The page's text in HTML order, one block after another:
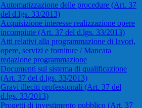
Automatizzazione delle procedure (Art. 37
del d.lgs. 33/2013)
Acquisizione interesse realizzazione opere
incompiute (Art. 37 del d.lgs. 33/2013)
Atti relativi alla programmazione di lavori,
opere, servizi e forniture / Mancata
redazione programmazione
Documenti sul sistema di qualificazione
(Art. 37 del d.lgs. 33/2013)
Gravi illeciti professionali (Art. 37 del
d.lgs. 33/2013)
Progetti di investimento pubblico (Art. 37